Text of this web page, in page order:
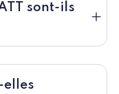
sont-ils
elles